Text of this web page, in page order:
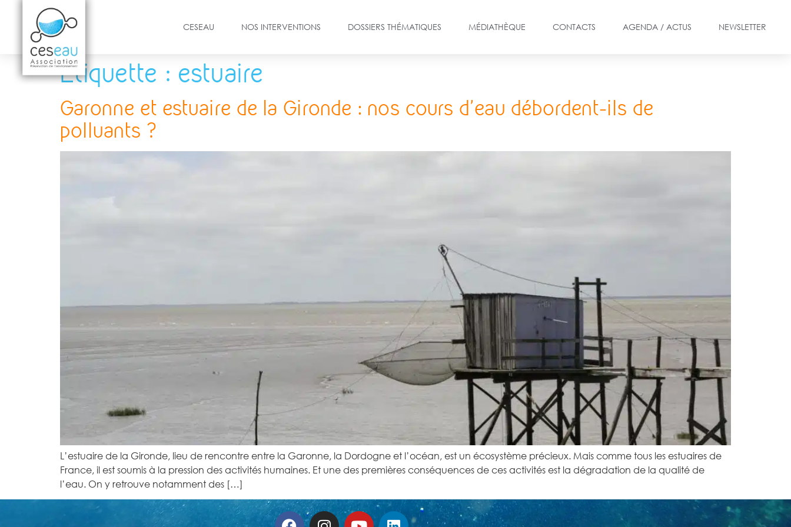
CESEAU NOS INTERVENTIONS DOSSIERS THÉMATIQUES MÉDIATHÈQUE CONTACTS AGENDA / ACTUS NEWSLETTER
Étiquette : estuaire
Garonne et estuaire de la Gironde : nos cours d’eau débordent-ils de
polluants ?
L’estuaire de la Gironde, lieu de rencontre entre la Garonne, la Dordogne et l’océan, est un écosystème précieux. Mais comme tous les estuaires de
France, il est soumis à la pression des activités humaines. Et une des premières conséquences de ces activités est la dégradation de la qualité de
l’eau. On y retrouve notamment des […]